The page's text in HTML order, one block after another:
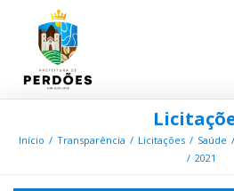
Início Transparência Licitações Saúde
2021